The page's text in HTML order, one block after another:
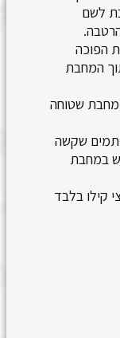
לשם
הפוכה
המחבת
שטוחה
שקשה
במחבת
קילו בלבד